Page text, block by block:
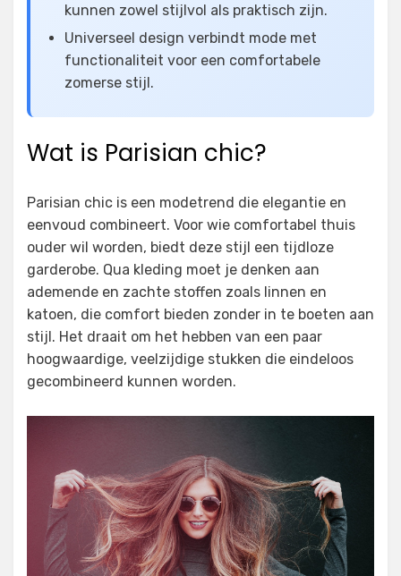
kunnen zowel stijlvol als praktisch zijn.
Universeel design verbindt mode met
functionaliteit voor een comfortabele
zomerse stijl.
Wat is Parisian chic?
Parisian chic is een modetrend die elegantie en
eenvoud combineert. Voor wie comfortabel thuis
ouder wil worden, biedt deze stijl een tijdloze
garderobe. Qua kleding moet je denken aan
ademende en zachte stoffen zoals linnen en
katoen, die comfort bieden zonder in te boeten aan
stijl. Het draait om het hebben van een paar
hoogwaardige, veelzijdige stukken die eindeloos
gecombineerd kunnen worden.